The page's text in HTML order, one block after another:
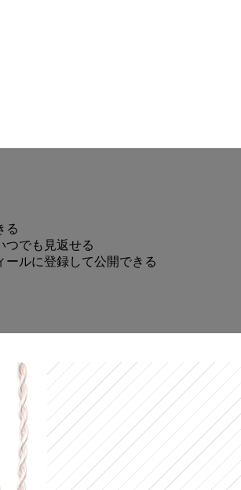
る
つでも見返せる
ルに登録して公開できる